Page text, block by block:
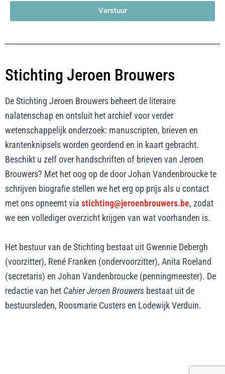
Verstuur
Stichting Jeroen Brouwers
De Stichting Jeroen Brouwers beheert de literaire
nalatenschap en ontsluit het archief voor verder
wetenschappelijk onderzoek: manuscripten, brieven en
krantenknipsels worden geordend en in kaart gebracht.
Beschikt u zelf over handschriften of brieven van Jeroen
Brouwers? Met het oog op de door Johan Vandenbroucke te
schrijven biografie stellen we het erg op prijs als u contact
met ons opneemt via stichting@jeroenbrouwers.be, zodat
we een vollediger overzicht krijgen van wat voorhanden is.
Het bestuur van de Stichting bestaat uit Gwennie Debergh
(voorzitter), René Franken (ondervoorzitter), Anita Roeland
(secretaris) en Johan Vandenbroucke (penningmeester). De
redactie van het Cahier Jeroen Brouwers bestaat uit de
bestuursleden, Roosmarie Custers en Lodewijk Verduin.